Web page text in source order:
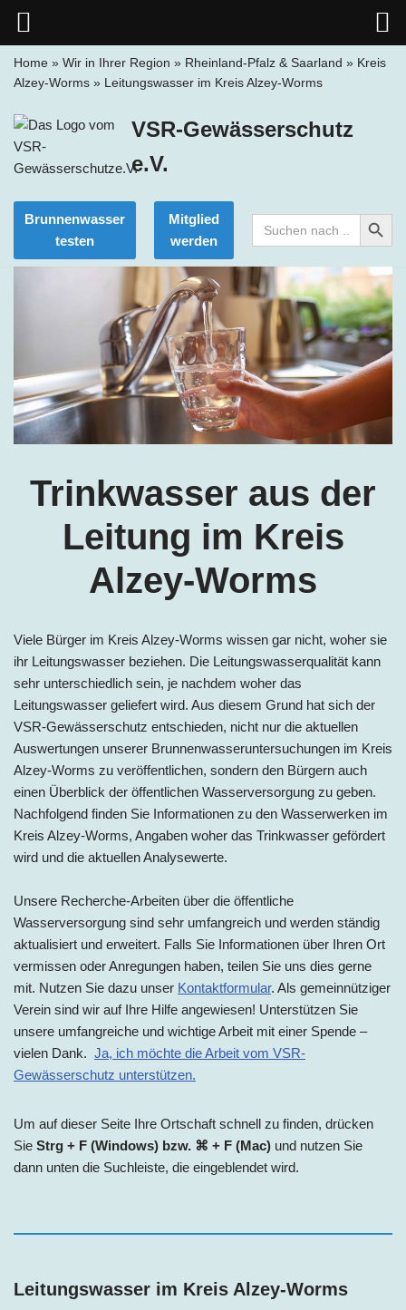
Zum
Inhalt
Home » Wir in Ihrer Region » Rheinland-Pfalz & Saarland » Kreis
Alzey-Worms » Leitungswasser im Kreis Alzey-Worms
VSR-Gewässerschutz
e.V.
Brunnenwasser
testen
Mitglied
werden
Search
for:
Search Button
Trinkwasser aus der
Leitung im Kreis
Alzey-Worms
Viele Bürger im Kreis Alzey-Worms wissen gar nicht, woher sie
ihr Leitungswasser beziehen. Die Leitungswasserqualität kann
sehr unterschiedlich sein, je nachdem woher das
Leitungswasser geliefert wird. Aus diesem Grund hat sich der
VSR-Gewässerschutz entschieden, nicht nur die aktuellen
Auswertungen unserer Brunnenwasseruntersuchungen im Kreis
Alzey-Worms zu veröffentlichen, sondern den Bürgern auch
einen Überblick der öffentlichen Wasserversorgung zu geben.
Nachfolgend finden Sie Informationen zu den Wasserwerken im
Kreis Alzey-Worms, Angaben woher das Trinkwasser gefördert
wird und die aktuellen Analysewerte.
Unsere Recherche-Arbeiten über die öffentliche
Wasserversorgung sind sehr umfangreich und werden ständig
aktualisiert und erweitert. Falls Sie Informationen über Ihren Ort
vermissen oder Anregungen haben, teilen Sie uns dies gerne
mit. Nutzen Sie dazu unser Kontaktformular. Als gemeinnütziger
Verein sind wir auf Ihre Hilfe angewiesen! Unterstützen Sie
unsere umfangreiche und wichtige Arbeit mit einer Spende –
vielen Dank. Ja, ich möchte die Arbeit vom VSR-
Gewässerschutz unterstützen.
Um auf dieser Seite Ihre Ortschaft schnell zu finden, drücken
Sie Strg + F (Windows) bzw. ⌘ + F (Mac) und nutzen Sie
dann unten die Suchleiste, die eingeblendet wird.
Leitungswasser im Kreis Alzey-Worms